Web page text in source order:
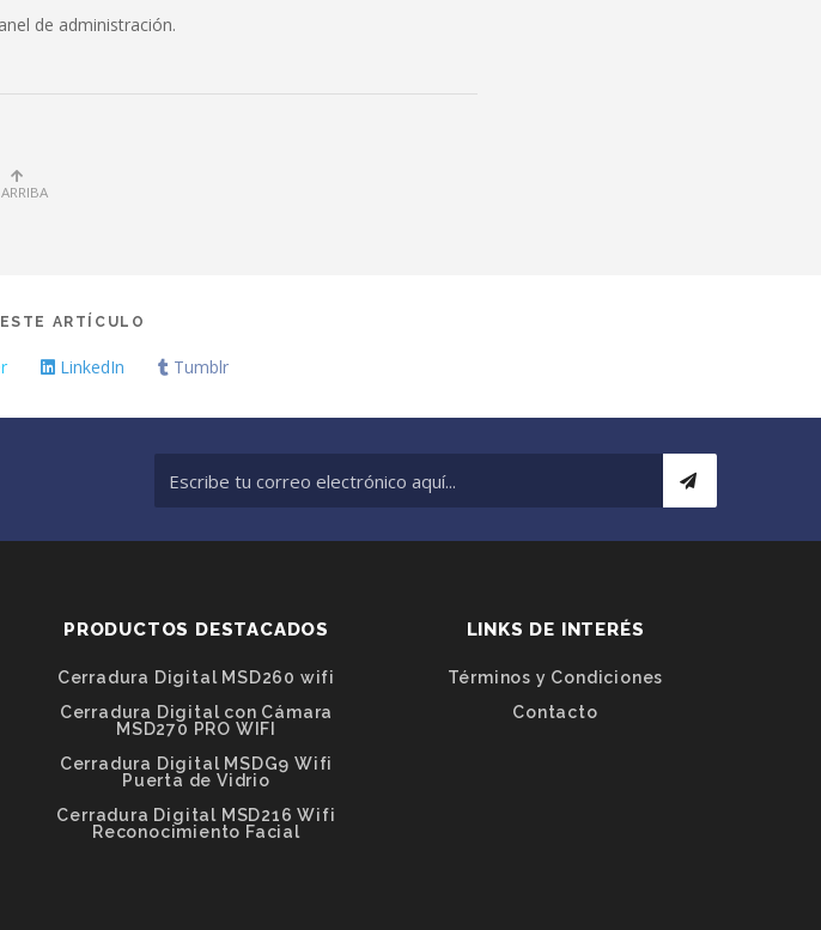
de administración.
ARTÍCULO
LinkedIn Tumblr
PRODUCTOS DESTACADOS
Cerradura Digital MSD260 wifi
Cerradura Digital con Cámara
MSD270 PRO WIFI
Cerradura Digital MSDG9 Wifi
Puerta de Vidrio
Cerradura Digital MSD216 Wifi
Reconocimiento Facial
LINKS DE INTERÉS
Términos y Condiciones
Contacto